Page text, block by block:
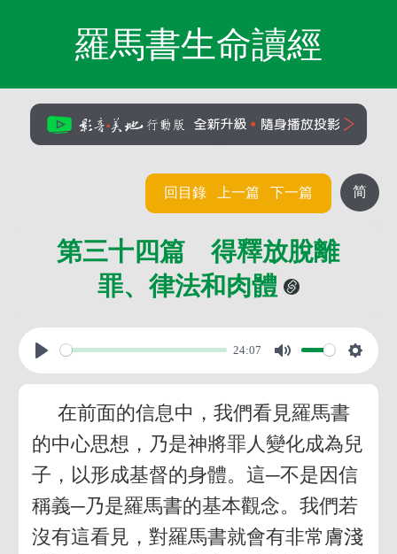
羅馬書生命讀經
简
回目錄 上一篇 下一篇
第三十四篇 得釋放脫離
罪、律法和肉體
24:07
在前面的信息中，我們看見羅馬書
的中心思想，乃是神將罪人變化成為兒
子，以形成基督的身體。這─不是因信
稱義─乃是羅馬書的基本觀念。我們若
沒有這看見，對羅馬書就會有非常膚淺